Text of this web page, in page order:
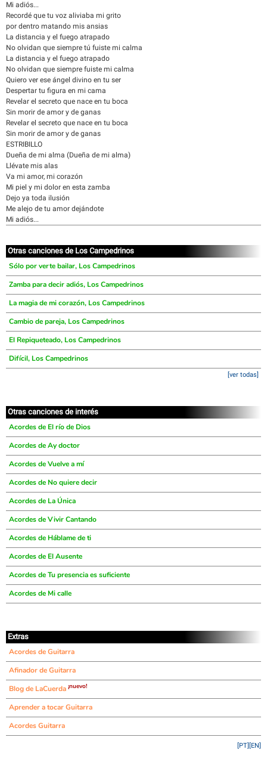
Mi adiós...
Recordé que tu voz aliviaba mi grito
por dentro matando mis ansias
La distancia y el fuego atrapado
No olvidan que siempre tú fuiste mi calma
La distancia y el fuego atrapado
No olvidan que siempre fuiste mi calma
Quiero ver ese ángel divino en tu ser
Despertar tu figura en mi cama
Revelar el secreto que nace en tu boca
Sin morir de amor y de ganas
Revelar el secreto que nace en tu boca
Sin morir de amor y de ganas
ESTRIBILLO
Dueña de mi alma (Dueña de mi alma)
Llévate mis alas
Va mi amor, mi corazón
Mi piel y mi dolor en esta zamba
Dejo ya toda ilusión
Me alejo de tu amor dejándote
Mi adiós...
Otras canciones de Los Campedrinos
Sólo por verte bailar, Los Campedrinos
Zamba para decir adiós, Los Campedrinos
La magia de mi corazón, Los Campedrinos
Cambio de pareja, Los Campedrinos
El Repiqueteado, Los Campedrinos
Difícil, Los Campedrinos
[ver todas]
Otras canciones de interés
Acordes de El río de Dios
Acordes de Ay doctor
Acordes de Vuelve a mí
Acordes de No quiere decir
Acordes de La Única
Acordes de Vivir Cantando
Acordes de Háblame de ti
Acordes de El Ausente
Acordes de Tu presencia es suficiente
Acordes de Mi calle
Extras
Acordes de Guitarra
Afinador de Guitarra
Blog de LaCuerda ¡nuevo!
Aprender a tocar Guitarra
Acordes Guitarra
[EN]
[PT]